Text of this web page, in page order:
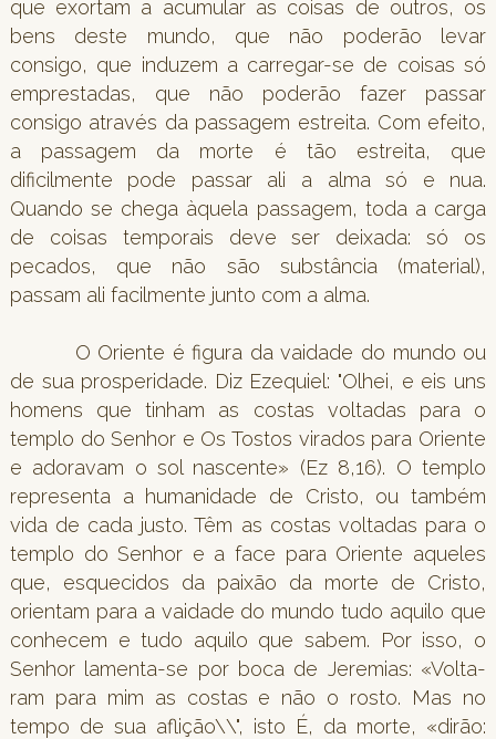
que exortam a acumular as coisas de outros, os
bens deste mundo, que não poderão levar
consigo, que induzem a carregar-se de coisas só
emprestadas, que não poderão fazer passar
consigo através da passagem estreita. Com efeito,
a passagem da morte é tão estreita, que
dificilmente pode passar ali a alma só e nua.
Quando se chega àquela passagem, toda a carga
de coisas temporais deve ser deixada: só os
pecados, que não são substância (material),
passam ali facilmente junto com a alma.
O Oriente é figura da vaidade do mundo ou
de sua prosperidade. Diz Ezequiel: "Olhei, e eis uns
homens que tinham as costas voltadas para o
templo do Senhor e Os Tostos virados para Oriente
e adoravam o sol nascente» (Ez 8,16). O templo
representa a humanidade de Cristo, ou também
vida de cada justo. Têm as costas voltadas para o
templo do Senhor e a face para Oriente aqueles
que, esquecidos da paixão da morte de Cristo,
orientam para a vaidade do mundo tudo aquilo que
conhecem e tudo aquilo que sabem. Por isso, o
Senhor lamenta-se por boca de Jeremias: «Volta-
ram para mim as costas e não o rosto. Mas no
tempo de sua aflição\\", isto É, da morte, «dirão: